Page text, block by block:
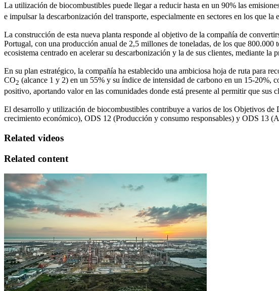
La utilización de biocombustibles puede llegar a reducir hasta en un 90% las
e impulsar la descarbonización del transporte, especialmente en sectores en los que
La construcción de esta nueva planta responde al objetivo de la compañía de
Portugal, con una producción anual de 2,5 millones de toneladas, de los que 800.000
ecosistema centrado en acelerar su descarbonización y la de sus clientes, mediante
En su plan estratégico, la compañía ha establecido una ambiciosa hoja de ruta para
CO2 (alcance 1 y 2) en un 55% y su índice de intensidad de carbono en un 15-20%,
positivo, aportando valor en las comunidades donde está presente al permitir que sus
El desarrollo y utilización de biocombustibles contribuye a varios de los Objetivos
crecimiento económico), ODS 12 (Producción y consumo responsables) y ODS 13
Related videos
Related content